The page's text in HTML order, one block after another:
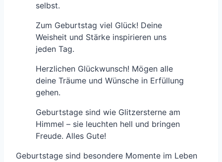
selbst.
Zum Geburtstag viel Glück! Deine
Weisheit und Stärke inspirieren uns
jeden Tag.
Herzlichen Glückwunsch! Mögen alle
deine Träume und Wünsche in Erfüllung
gehen.
Geburtstage sind wie Glitzersterne am
Himmel – sie leuchten hell und bringen
Freude. Alles Gute!
Geburtstage sind besondere Momente im Leben